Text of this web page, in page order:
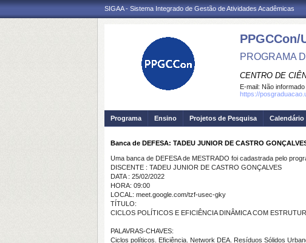
SIGAA - Sistema Integrado de Gestão de Atividades Acadêmicas
PPGCCon/
PROGRAMA
CENTRO DE
E-mail: Não informado
https://
Programa Ensino Projetos de Pesquisa Calendário
Banca de DEFESA: TADEU JUNIOR DE CASTRO
Uma banca de DEFESA de MESTRADO foi cadastrada pelo
DISCENTE : TADEU JUNIOR DE CASTRO GONÇALVES
DATA : 25/02/2022
HORA: 09:00
LOCAL: meet.google.com/tzf-usec-gky
TÍTULO:
CICLOS POLÍTICOS E EFICIÊNCIA DINÂMICA COM
PALAVRAS-CHAVES:
Ciclos políticos. Eficiência. Network DEA. Resíduos Sólidos